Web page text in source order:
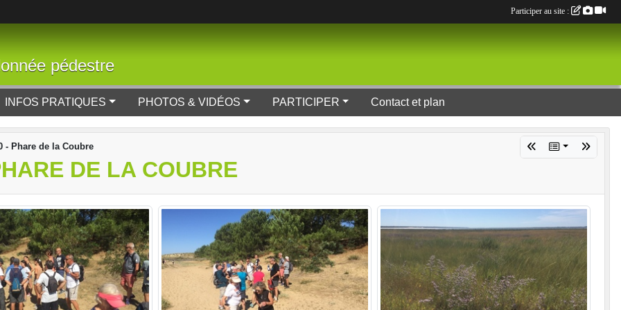
pédestre
INFOS PRATIQUES PHOTOS & VIDÉOS PARTICIPER Contact et plan
- Phare de la Coubre
DE LA COUBRE
Participer au site :